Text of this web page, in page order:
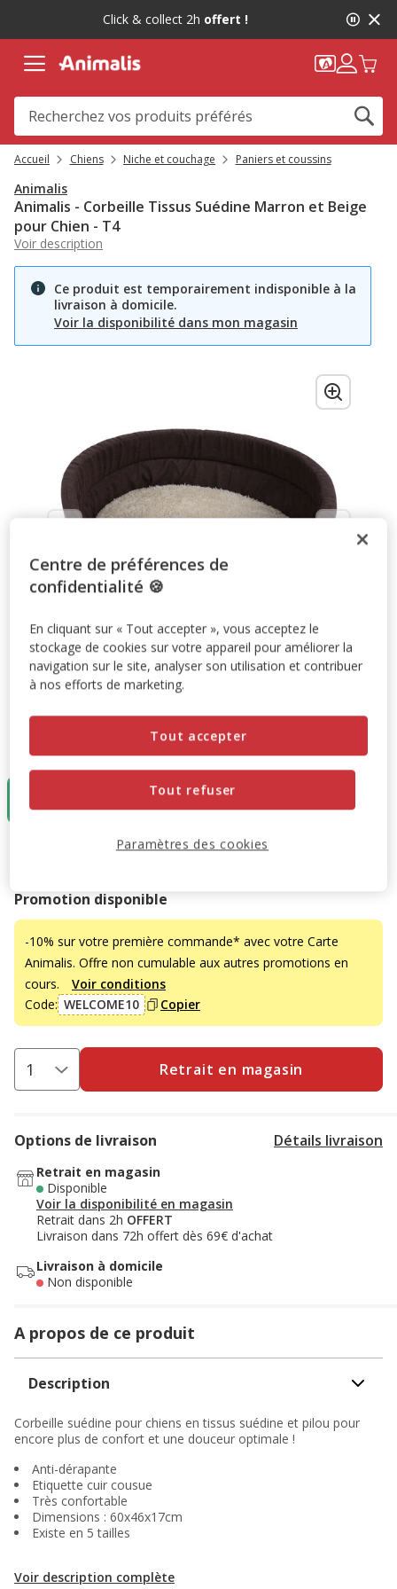
message,
Click & collect 2h offert !
Accueil Chiens Niche et couchage Paniers et coussins
Animalis
Animalis - Corbeille Tissus Suédine Marron et Beige
pour Chien - T4
Voir description
Ce produit est temporairement indisponible à la
livraison à domicile.
Voir la disponibilité dans mon magasin
Taille:
39.99€
Promotion disponible
-10% sur votre première commande* avec votre Carte
Animalis. Offre non cumulable aux autres promotions en
cours.
Voir conditions
Code: WELCOME10 Copier
Retrait en magasin
Options de livraison Détails livraison
Retrait en magasin
Disponible
Voir la disponibilité en magasin
Retrait dans 2h OFFERT
Livraison dans 72h offert dès 69€ d'achat
Livraison à domicile
Non disponible
A propos de ce produit
Description
Corbeille suédine pour chiens en tissus suédine et pilou pour
encore plus de confort et une douceur optimale !
Anti-dérapante
Etiquette cuir cousue
Très confortable
Dimensions : 60x46x17cm
Existe en 5 tailles
Voir description complète
Centre de préférences de
confidentialité 🍪
En cliquant sur « Tout accepter », vous acceptez le
stockage de cookies sur votre appareil pour améliorer la
navigation sur le site, analyser son utilisation et contribuer
à nos efforts de marketing.
Tout refuser
Tout accepter
Paramètres des cookies